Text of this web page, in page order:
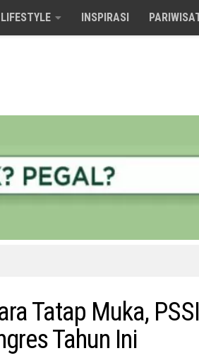
LIFESTYLE INSPIRASI
Tatap Muka, PSSI
Tahun Ini